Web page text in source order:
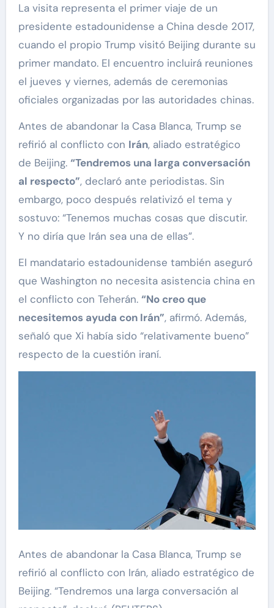
La visita representa el primer viaje de un
presidente estadounidense a China desde 2017,
cuando el propio Trump visitó Beijing durante su
primer mandato. El encuentro incluirá reuniones
el jueves y viernes, además de ceremonias
oficiales organizadas por las autoridades chinas.
Antes de abandonar la Casa Blanca, Trump se
refirió al conflicto con Irán, aliado estratégico
de Beijing. “Tendremos una larga conversación
al respecto”, declaró ante periodistas. Sin
embargo, poco después relativizó el tema y
sostuvo: “Tenemos muchas cosas que discutir.
Y no diría que Irán sea una de ellas”.
El mandatario estadounidense también aseguró
que Washington no necesita asistencia china en
el conflicto con Teherán. “No creo que
necesitemos ayuda con Irán”, afirmó. Además,
señaló que Xi había sido “relativamente bueno”
respecto de la cuestión iraní.
Antes de abandonar la Casa Blanca, Trump se
refirió al conflicto con Irán, aliado estratégico de
Beijing. “Tendremos una larga conversación al